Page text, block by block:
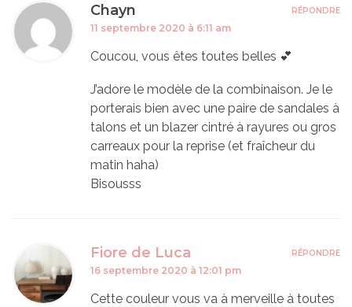
Chayn
11 septembre 2020 à 6:11 am
Coucou, vous êtes toutes belles 💕
J’adore le modèle de la combinaison. Je le
porterais bien avec une paire de sandales à
talons et un blazer cintré à rayures ou gros
carreaux pour la reprise (et fraîcheur du
matin haha)
Bisousss
RÉPONDRE
Fiore de Luca
16 septembre 2020 à 12:01 pm
Cette couleur vous va à merveille à toutes
RÉPONDRE